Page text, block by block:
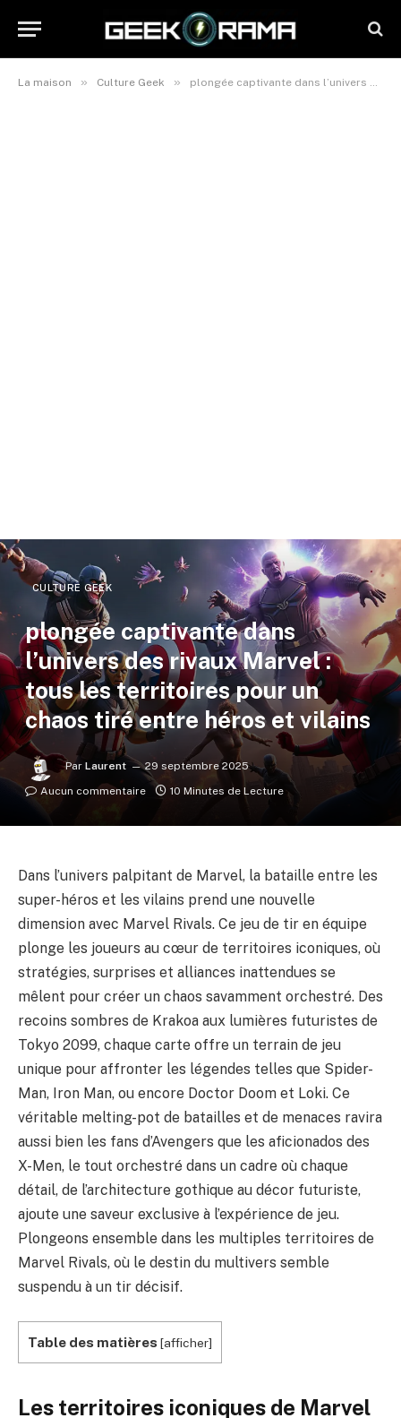
La maison » Culture Geek » plongée captivante dans l’univers des rivaux Marvel : tous les territoires pour un chaos tiré entre héros et vilains
CULTURE GEEK
plongée captivante dans
l’univers des rivaux Marvel :
tous les territoires pour un
chaos tiré entre héros et vilains
Par Laurent
29 septembre 2025
Aucun commentaire
10 Minutes de Lecture
Dans l’univers palpitant de Marvel, la bataille entre les
super-héros et les vilains prend une nouvelle
dimension avec Marvel Rivals. Ce jeu de tir en équipe
plonge les joueurs au cœur de territoires iconiques, où
stratégies, surprises et alliances inattendues se
mêlent pour créer un chaos savamment orchestré. Des
recoins sombres de Krakoa aux lumières futuristes de
Tokyo 2099, chaque carte offre un terrain de jeu
unique pour affronter les légendes telles que Spider-
Man, Iron Man, ou encore Doctor Doom et Loki. Ce
véritable melting-pot de batailles et de menaces ravira
aussi bien les fans d’Avengers que les aficionados des
X-Men, le tout orchestré dans un cadre où chaque
détail, de l’architecture gothique au décor futuriste,
ajoute une saveur exclusive à l’expérience de jeu.
Plongeons ensemble dans les multiples territoires de
Marvel Rivals, où le destin du multivers semble
suspendu à un tir décisif.
Table des matières [afficher]
Les territoires iconiques de Marvel